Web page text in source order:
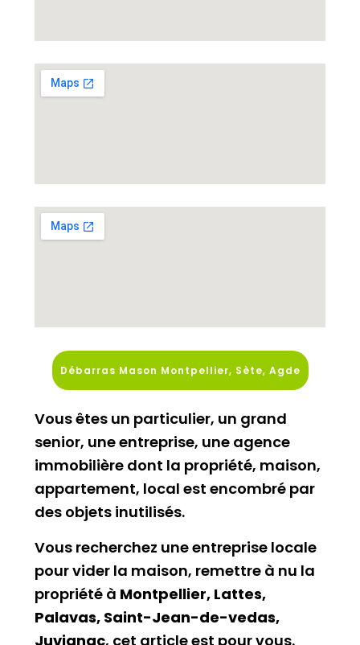
Débarras Mason Montpellier, Sète, Agde
Vous êtes un particulier, un grand
senior, une entreprise, une agence
immobilière dont la propriété, maison,
appartement, local est encombré par
des objets inutilisés.
Vous recherchez une entreprise locale
pour vider la maison, remettre à nu la
propriété à Montpellier, Lattes,
Palavas, Saint-Jean-de-vedas,
Juvignac, cet article est pour vous.